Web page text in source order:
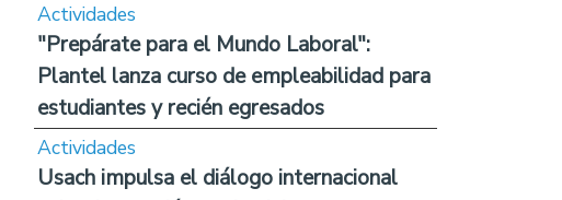
Actividades
"Prepárate para el Mundo Laboral":
Plantel lanza curso de empleabilidad para
estudiantes y recién egresados
Actividades
Usach impulsa el diálogo internacional